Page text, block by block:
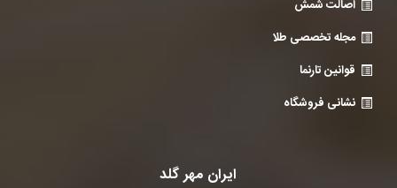
اصالت شمش
مجله تخصصی طلا
قوانین تارنما
نشانی فروشگاه
ایران مهر گلد